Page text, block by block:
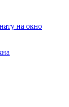
на окно